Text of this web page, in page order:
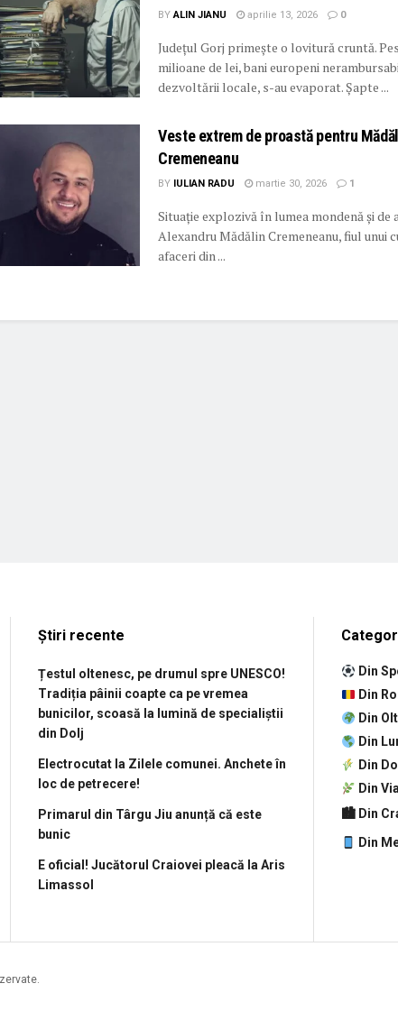
BY ALIN JIANU aprilie 13, 2026 0
Județul Gorj primește o lovitură cruntă.
milioane de lei, bani europeni
dezvoltării locale, s-au evaporat. Șapte ...
Veste extrem de proastă pentru
Cremeneanu
BY IULIAN RADU martie 30, 2026 1
Situație explozivă în lumea mondenă și de
Alexandru Mădălin Cremeneanu, fiul unui
afaceri din ...
Știri recente
Țestul oltenesc, pe drumul spre UNESCO!
Tradiția pâinii coapte ca pe vremea
bunicilor, scoasă la lumină de specialiștii
din Dolj
Electrocutat la Zilele comunei. Anchete în
loc de petrecere!
Primarul din Târgu Jiu anunță că este
bunic
E oficial! Jucătorul Craiovei pleacă la Aris
Limassol
Din
Din
Din
Din
Din
Din
🏙 Din
Din